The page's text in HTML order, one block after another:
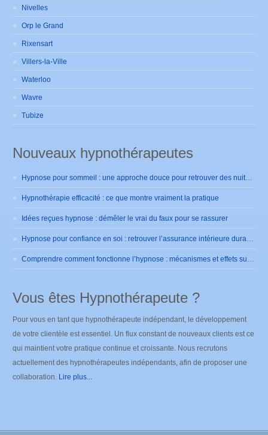
Nivelles
Orp le Grand
Rixensart
Villers-la-Ville
Waterloo
Wavre
Tubize
Nouveaux hypnothérapeutes
Hypnose pour sommeil : une approche douce pour retrouver des nuits sereines
Hypnothérapie efficacité : ce que montre vraiment la pratique
Idées reçues hypnose : démêler le vrai du faux pour se rassurer
Hypnose pour confiance en soi : retrouver l’assurance intérieure durablement
Comprendre comment fonctionne l’hypnose : mécanismes et effets sur le cerveau
Vous êtes Hypnothérapeute ?
Pour vous en tant que hypnothérapeute indépendant, le développement
de votre clientèle est essentiel. Un flux constant de nouveaux clients est ce
qui maintient votre pratique continue et croissante. Nous recrutons
actuellement des hypnothérapeutes indépendants, afin de proposer une
collaboration. Lire plus...